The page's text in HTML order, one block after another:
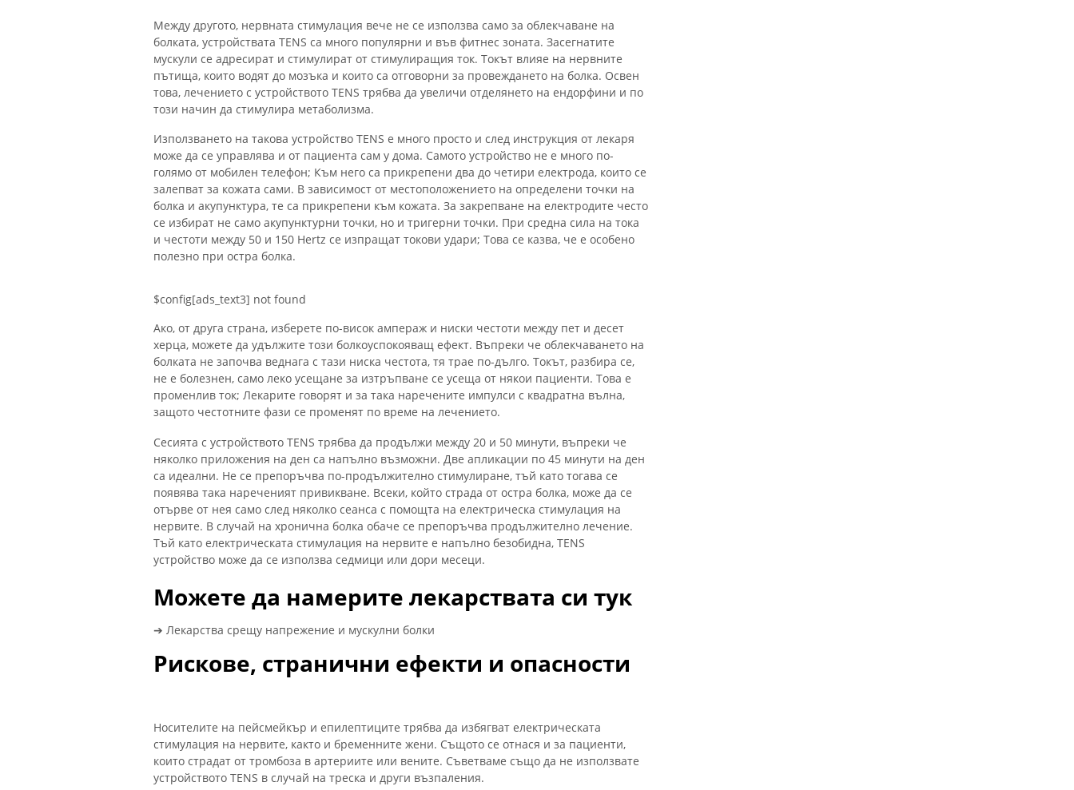
Между другото, нервната стимулация вече не се използва само за облекчаване на
болката, устройствата TENS са много популярни и във фитнес зоната. Засегнатите
мускули се адресират и стимулират от стимулиращия ток. Токът влияе на нервните
пътища, които водят до мозъка и които са отговорни за провеждането на болка. Освен
това, лечението с устройството TENS трябва да увеличи отделянето на ендорфини и по
този начин да стимулира метаболизма.
Използването на такова устройство TENS е много просто и след инструкция от лекаря
може да се управлява и от пациента сам у дома. Самото устройство не е много по-
голямо от мобилен телефон; Към него са прикрепени два до четири електрода, които се
залепват за кожата сами. В зависимост от местоположението на определени точки на
болка и акупунктура, те са прикрепени към кожата. За закрепване на електродите често
се избират не само акупунктурни точки, но и тригерни точки. При средна сила на тока
и честоти между 50 и 150 Hertz се изпращат токови удари; Това се казва, че е особено
полезно при остра болка.
$config[ads_text3] not found
Ако, от друга страна, изберете по-висок ампераж и ниски честоти между пет и десет
херца, можете да удължите този болкоуспокояващ ефект. Въпреки че облекчаването на
болката не започва веднага с тази ниска честота, тя трае по-дълго. Токът, разбира се,
не е болезнен, само леко усещане за изтръпване се усеща от някои пациенти. Това е
променлив ток; Лекарите говорят и за така наречените импулси с квадратна вълна,
защото честотните фази се променят по време на лечението.
Сесията с устройството TENS трябва да продължи между 20 и 50 минути, въпреки че
няколко приложения на ден са напълно възможни. Две апликации по 45 минути на ден
са идеални. Не се препоръчва по-продължително стимулиране, тъй като тогава се
появява така нареченият привикване. Всеки, който страда от остра болка, може да се
отърве от нея само след няколко сеанса с помощта на електрическа стимулация на
нервите. В случай на хронична болка обаче се препоръчва продължително лечение.
Тъй като електрическата стимулация на нервите е напълно безобидна, TENS
устройство може да се използва седмици или дори месеци.
Можете да намерите лекарствата си тук
➔ Лекарства срещу напрежение и мускулни болки
Рискове, странични ефекти и опасности
Носителите на пейсмейкър и епилептиците трябва да избягват електрическата
стимулация на нервите, както и бременните жени. Същото се отнася и за пациенти,
които страдат от тромбоза в артериите или вените. Съветваме също да не използвате
устройството TENS в случай на треска и други възпаления.